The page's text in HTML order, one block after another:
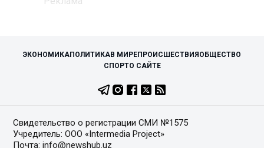
ЭКОНОМИКАПОЛИТИКАВ МИРЕПРОИСШЕСТВИЯОБЩЕСТВО
СПОРТО САЙТЕ
Свидетельство о регистрации СМИ №1575
Учредитель: ООО «Intermedia Project»
Почта: info@newshub.uz